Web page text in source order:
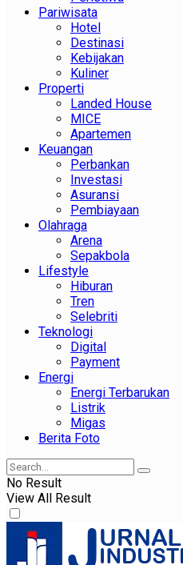
Pariwisata
Hotel
Destinasi
Kebijakan
Kuliner
Properti
Landed House
MICE
Apartemen
Keuangan
Perbankan
Investasi
Asuransi
Pembiayaan
Olahraga
Arena
Sepakbola
Lifestyle
Hiburan
Tren
Selebriti
Teknologi
Digital
Payment
Energi
Energi Terbarukan
Listrik
Migas
Berita Foto
No Result
View All Result